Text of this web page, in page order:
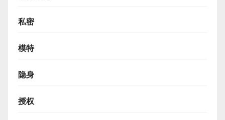
私密
模特
隐身
授权